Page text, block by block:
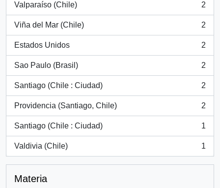
Valparaíso (Chile)
, 2 resultados
2
Viña del Mar (Chile)
, 2 resultados
2
Estados Unidos
, 2 resultados
2
Sao Paulo (Brasil)
, 2 resultados
2
Santiago (Chile : Ciudad)
, 2 resultados
2
Providencia (Santiago, Chile)
, 2 resultados
2
Santiago (Chile : Ciudad)
, 1 resultados
1
Valdivia (Chile)
, 1 resultados
1
Materia